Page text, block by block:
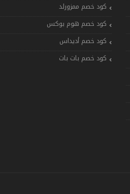
كود خصم ممزورلد
كود خصم هوم بوكس
كود خصم أديداس
كود خصم بات بات